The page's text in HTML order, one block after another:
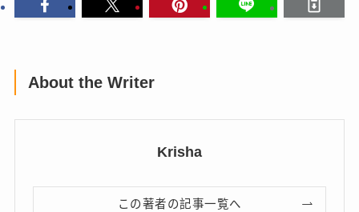
About the Writer
Krisha
この著者の記事一覧へ